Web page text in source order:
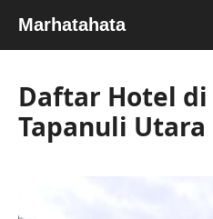
SkipMarhatahata
Daftar Hotel
Tapanuli Utara